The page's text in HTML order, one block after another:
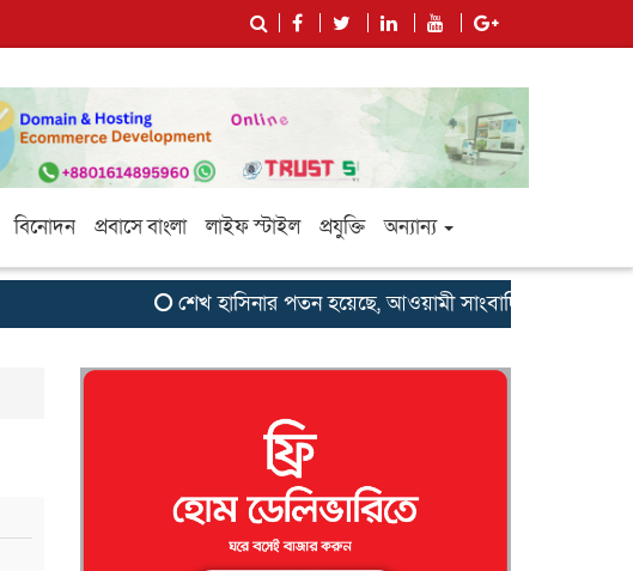
বিনোদন প্রবাসে বাংলা লাইফ স্টাইল প্রযুক্তি অন্যান্য
শেখ হাসিনার পতন হয়েছে, আওয়ামী সাংবাদিক-বুদ্ধিজীবীদের